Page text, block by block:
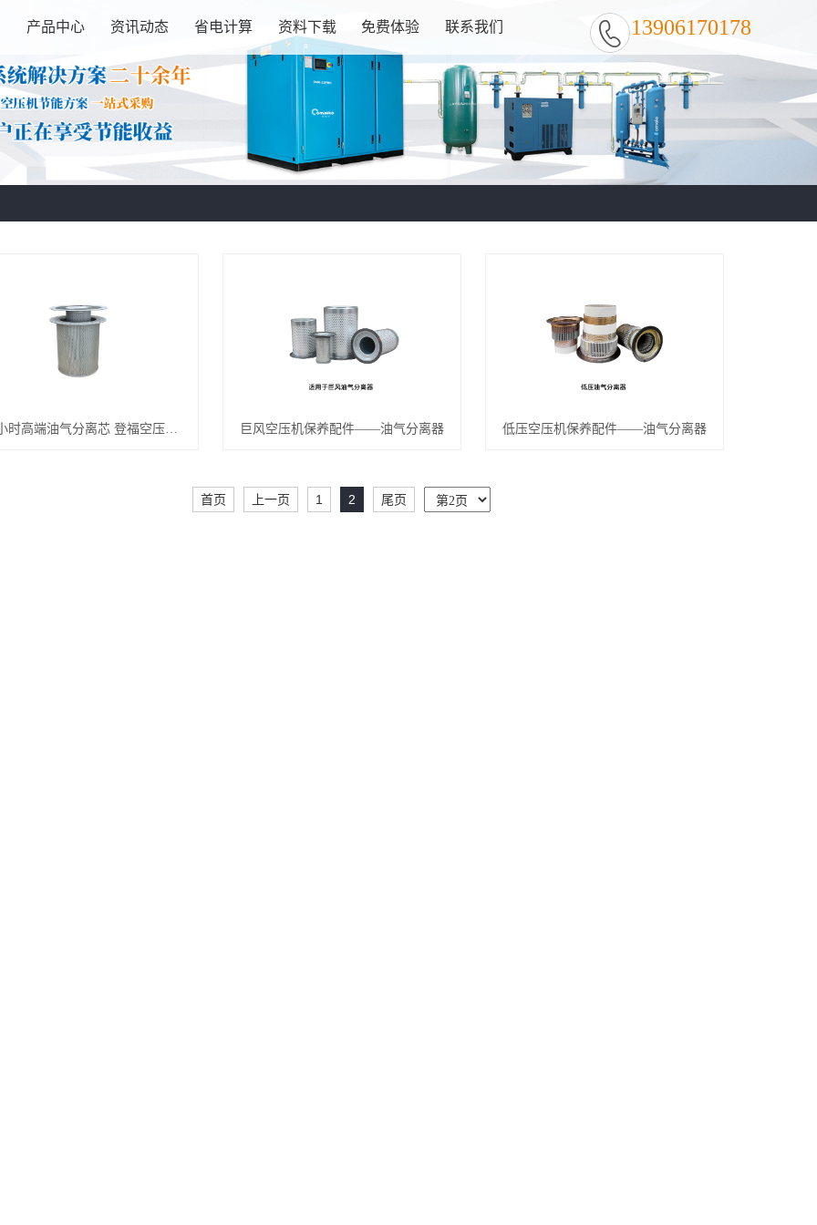
产品中心 资讯动态 省电计算 资料下载 免费体验 联系我们 13906170178
8000小时高端油气分离芯 登福空压机保养配件QX102271(QX102272) 巨风空压机保养配件——油气分离器 低压空压机保养配件——油气分离器
首页 上一页 1 2 尾页